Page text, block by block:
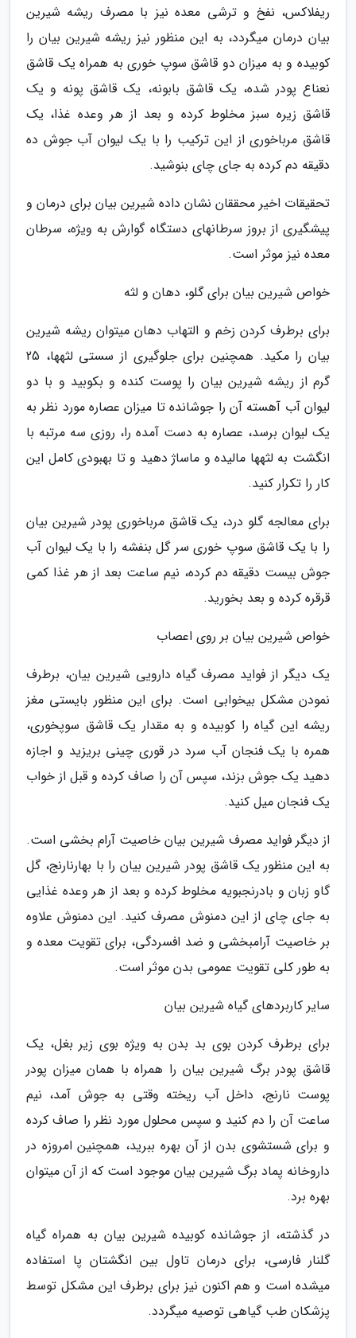
ریفلاکس، نفخ و ترشی معده نیز با مصرف ریشه شیرین
بیان درمان میگردد، به این منظور نیز ریشه شیرین بیان را
کوبیده و به میزان دو قاشق سوپ خوری به همراه یک قاشق
نعناع پودر شده، یک قاشق بابونه، یک قاشق پونه و یک
قاشق زیره سبز مخلوط کرده و بعد از هر وعده غذا، یک
قاشق مرباخوری از این ترکیب را با یک لیوان آب جوش ده
دقیقه دم کرده به جای چای بنوشید.
تحقیقات اخیر محققان نشان داده شیرین بیان برای درمان و
پیشگیری از بروز سرطانهای دستگاه گوارش به ویژه، سرطان
معده نیز موثر است.
خواص شیرین بیان برای گلو، دهان و لثه
برای برطرف کردن زخم و التهاب دهان میتوان ریشه شیرین
بیان را مکید. همچنین برای جلوگیری از سستی لثهها، 25
گرم از ریشه شیرین بیان را پوست کنده و بکوبید و با دو
لیوان آب آهسته آن را جوشانده تا میزان عصاره مورد نظر به
یک لیوان برسد، عصاره به دست آمده را، روزی سه مرتبه با
انگشت به لثهها مالیده و ماساژ دهید و تا بهبودی کامل این
کار را تکرار کنید.
برای معالجه گلو درد، یک قاشق مرباخوری پودر شیرین بیان
را با یک قاشق سوپ خوری سر گل بنفشه را با یک لیوان آب
جوش بیست دقیقه دم کرده، نیم ساعت بعد از هر غذا کمی
قرقره کرده و بعد بخورید.
خواص شیرین بیان بر روی اعصاب
یک دیگر از فواید مصرف گیاه دارویی شیرین بیان، برطرف
نمودن مشکل بیخوابی است. برای این منظور بایستی مغز
ریشه این گیاه را کوبیده و به مقدار یک قاشق سوپخوری،
همره با یک فنجان آب سرد در قوری چینی بریزید و اجازه
دهید یک جوش بزند، سپس آن را صاف کرده و قبل از خواب
یک فنجان میل کنید.
از دیگر فواید مصرف شیرین بیان خاصیت آرام بخشی است.
به این منظور یک قاشق پودر شیرین بیان را با بهارنارنج، گل
گاو زبان و بادرنجبویه مخلوط کرده و بعد از هر وعده غذایی
به جای چای از این دمنوش مصرف کنید. این دمنوش علاوه
بر خاصیت آرامبخشی و ضد افسردگی، برای تقویت معده و
به طور کلی تقویت عمومی بدن موثر است.
سایر کاربردهای گیاه شیرین بیان
برای برطرف کردن بوی بد بدن به ویژه بوی زیر بغل، یک
قاشق پودر برگ شیرین بیان را همراه با همان میزان پودر
پوست نارنج، داخل آب ریخته وقتی به جوش آمد، نیم
ساعت آن را دم کنید و سپس محلول مورد نظر را صاف کرده
و برای شستشوی بدن از آن بهره ببرید، همچنین امروزه در
داروخانه پماد برگ شیرین بیان موجود است که از آن میتوان
بهره برد.
در گذشته، از جوشانده کوبیده شیرین بیان به همراه گیاه
گلنار فارسی، برای درمان تاول بین انگشتان پا استفاده
میشده است و هم اکنون نیز برای برطرف این مشکل توسط
پزشکان طب گیاهی توصیه میگردد.